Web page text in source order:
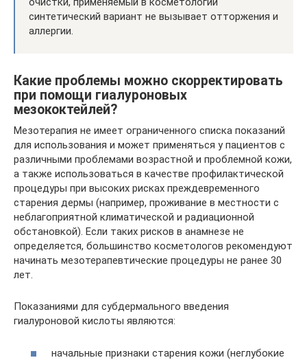
синтетический вариант не вызывает отторжения и
аллергии.
Какие проблемы можно скорректировать
при помощи гиалуроновых
мезококтейлей?
Мезотерапия не имеет ограниченного списка показаний
для использования и может применяться у пациентов с
различными проблемами возрастной и проблемной кожи,
а также использоваться в качестве профилактической
процедуры при высоких рисках преждевременного
старения дермы (например, проживание в местности с
неблагоприятной климатической и радиационной
обстановкой). Если таких рисков в анамнезе не
определяется, большинство косметологов рекомендуют
начинать мезотерапевтические процедуры не ранее 30
лет.
Показаниями для субдермального введения
гиалуроновой кислоты являются:
начальные признаки старения кожи (неглубокие